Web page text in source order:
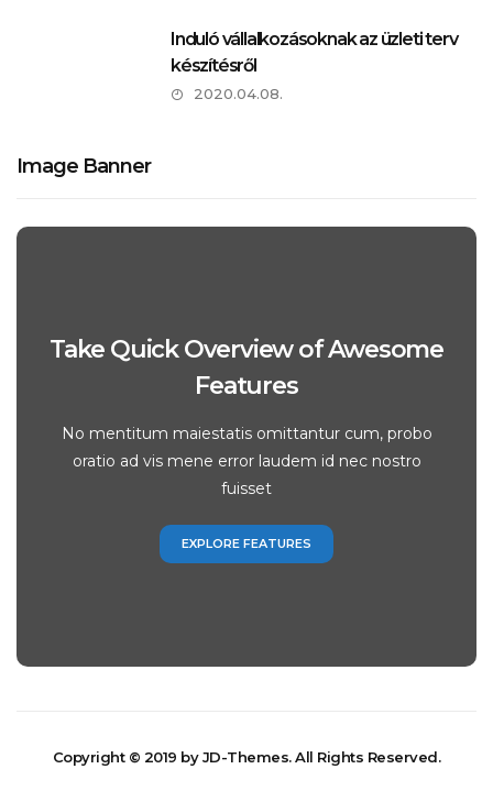
Induló vállalkozásoknak az üzleti terv
készítésről
2020.04.08.
Image Banner
Take Quick Overview of Awesome
Features
No mentitum maiestatis omittantur cum, probo
oratio ad vis mene error laudem id nec nostro
fuisset
EXPLORE FEATURES
Copyright © 2019 by JD-Themes. All Rights Reserved.